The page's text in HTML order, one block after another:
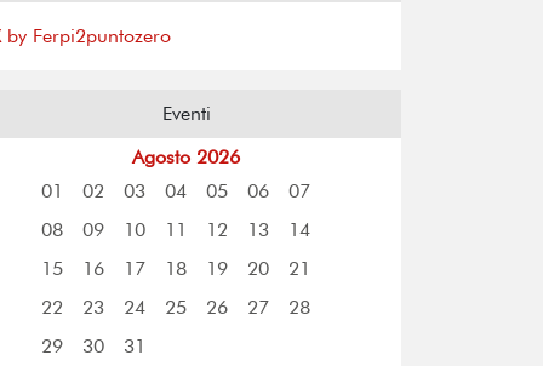
by Ferpi2puntozero
Eventi
Agosto 2026
01
02 03 04 05 06
07
08
09 10 11 12 13
14
15
16 17 18 19 20
21
22
23 24 25 26 27
28
29
30 31